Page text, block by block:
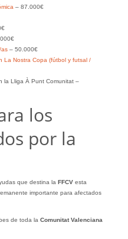
– 87.000€
as– 50.000€
La Nostra Copa (fútbol y futsal /
la Lliga À Punt Comunitat –
los
por la
que destina la FFCVesta
importante para afectados
de toda la Comunitat Valenciana